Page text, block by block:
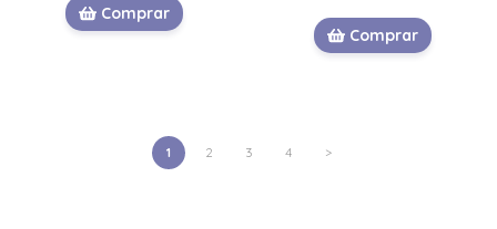
Comprar
Comprar
1 2 3 4 >